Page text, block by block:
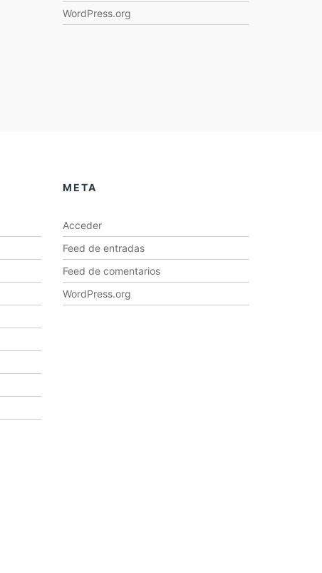
WordPress.org
META
Acceder
Feed de entradas
Feed de comentarios
WordPress.org